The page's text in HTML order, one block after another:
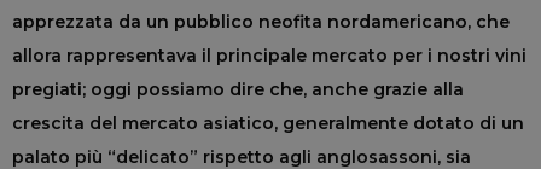
apprezzata da un pubblico neofita nordamericano, che
allora rappresentava il principale mercato per i nostri vini
pregiati; oggi possiamo dire che, anche grazie alla
crescita del mercato asiatico, generalmente dotato di un
palato più “delicato” rispetto agli anglosassoni, sia